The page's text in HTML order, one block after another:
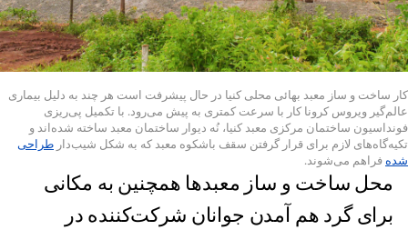
کار ساخت و ساز معبد بهائی محلی کنیا در حال پیشرفت است هر چند به دلیل بیماری
عالم‌گیر ویروس کرونا کار با سرعت کمتری به پیش می‌رود. با تکمیل پی‌ریزی
فونداسیون ساختمان مرکزی معبد کنیا، نُه دیوار ساختمان معبد ساخته شده‌اند و
تکیه‌گاه‌های لازم برای قرار گرفتن سقف باشکوه معبد که به شکل شیب‌دار طراحی
شده فراهم می‌شوند.
محل ساخت و ساز معبدها همچنین به مکانی
برای گرد هم‌ آمدن جوانان شرکت‌کننده در